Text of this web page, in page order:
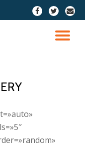
fa-
facebook
fa-
twitter
fa-